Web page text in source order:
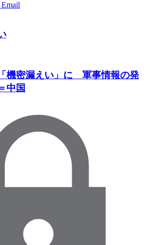
Email
機密漏えい」に 軍事情報の発
中国